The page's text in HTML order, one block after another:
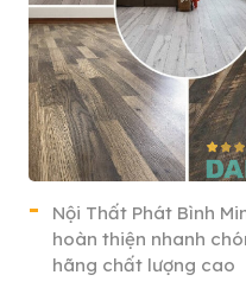
Nội Thất Phát Bình
hoàn thiện nhanh
hãng chất lượng cao